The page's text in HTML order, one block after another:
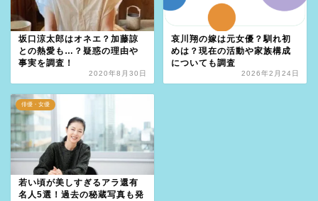
坂口涼太郎はオネエ？加藤諒
との熱愛も…？疑惑の理由や
事実を調査！
2020年8月30日
哀川翔の嫁は元女優？馴れ初
めは？現在の活動や家族構成
についても調査
2026年2月24日
俳優・女優
若い頃が美しすぎるアラ還有
名人5選！過去の秘蔵写真も発